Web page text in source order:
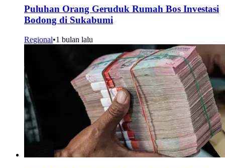
Puluhan Orang Geruduk Rumah Bos Investasi
Bodong di Sukabumi
Regional•1 bulan lalu